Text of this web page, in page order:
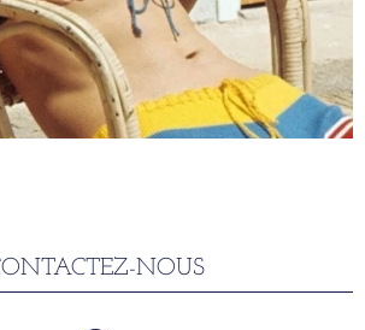
NOUS